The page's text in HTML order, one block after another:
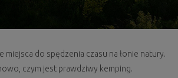
miejsca do spędzenia czasu na łonie natury.
czym jest prawdziwy kemping.